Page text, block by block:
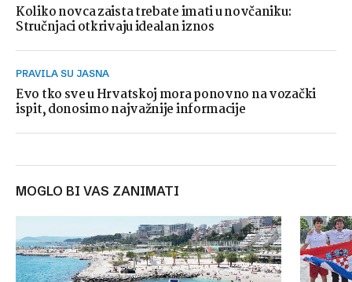
Koliko novca zaista trebate imati u novčaniku:
Stručnjaci otkrivaju idealan iznos
PRAVILA SU JASNA
Evo tko sve u Hrvatskoj mora ponovno na vozački
ispit, donosimo najvažnije informacije
MOGLO BI VAS ZANIMATI